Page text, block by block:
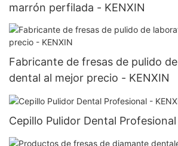
marrón perfilada - KENXIN
Fabricante de fresas de pulido
dental al mejor precio - KENXIN
Cepillo Pulidor Dental